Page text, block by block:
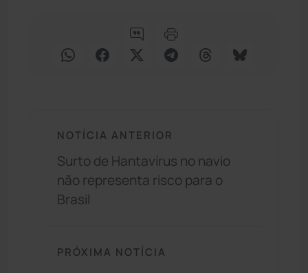
NOTÍCIA ANTERIOR
Surto de Hantavírus no navio
não representa risco para o
Brasil
PRÓXIMA NOTÍCIA